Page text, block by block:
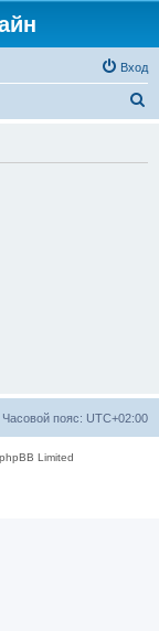
Вход
Часовой пояс: UTC+02:00
Limited